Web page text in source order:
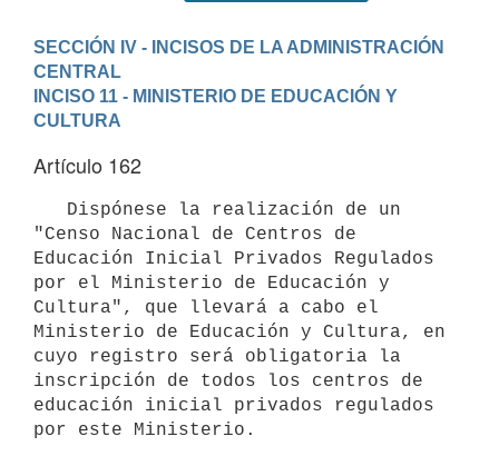
SECCIÓN IV - INCISOS DE LA ADMINISTRACIÓN
CENTRAL
INCISO 11 - MINISTERIO DE EDUCACIÓN Y
CULTURA
Artículo 162
"Censo Nacional de Centros de
Educación Inicial Privados Regulados
por el Ministerio de Educación y
Cultura", que llevará a cabo el
Ministerio de Educación y Cultura, en
cuyo registro será obligatoria la
inscripción de todos los centros de
educación inicial privados regulados
por este Ministerio.